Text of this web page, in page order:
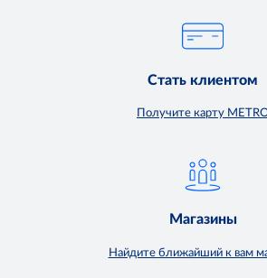
Стать клиентом
Получите карту
Магазины
Найдите ближайший к вам